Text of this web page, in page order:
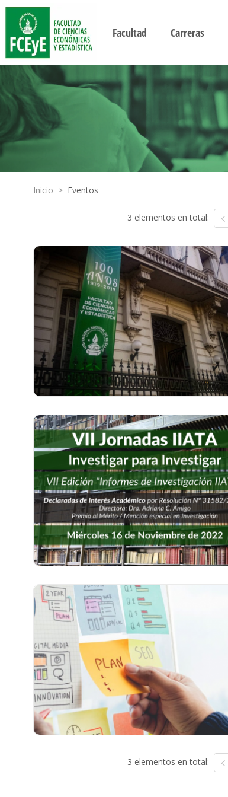
Facultad Carreras
Inicio > Eventos
3 elementos en total:
3 elementos en total: